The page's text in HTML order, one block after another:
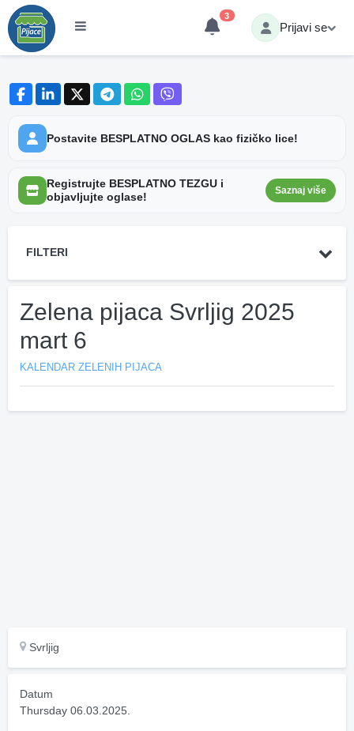
3
Prijavi se
Postavite BESPLATNO OGLAS kao fizičko lice!
Registrujte BESPLATNO TEZGU i
objavljujte oglase!
Saznaj više
FILTERI
Zelena pijaca Svrljig 2025
mart 6
KALENDAR ZELENIH PIJACA
Svrljig
Datum
Thursday 06.03.2025.